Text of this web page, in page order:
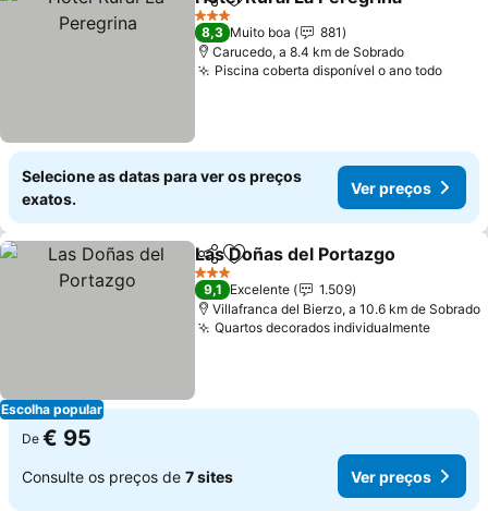
PartilharAdicionar aos favoritos
3 Estrelas
8,3 Muito boa
881
Carucedo, a 8.4 km de Sobrado
Piscina coberta disponível o ano todo
Selecione as datas para ver os preços
exatos.
Ver preços
Escolha popular
PartilharAdicionar aos favoritos
Las Doñas del Portazgo
3 Estrelas
9,1 Excelente
1.509
Villafranca del Bierzo, a 10.6 km de Sobrado
Quartos decorados individualmente
De € 95
Consulte os preços de 7 sites Ver preços